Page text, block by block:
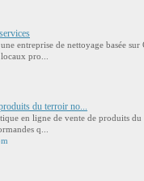
entreprise de nettoyage basée
pro...
du terroir no...
en ligne de vente de produits
q...